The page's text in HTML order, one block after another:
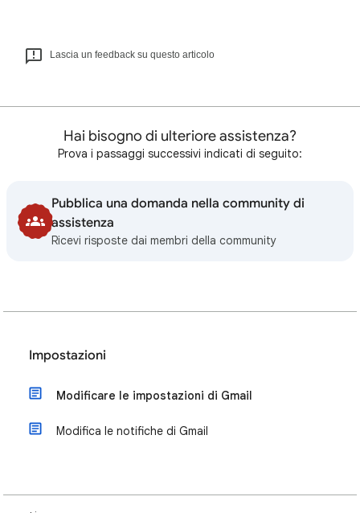
Lascia un feedback su questo articolo
Hai bisogno di ulteriore assistenza?
Prova i passaggi successivi indicati di seguito:
Pubblica una domanda nella community di
assistenza
Ricevi risposte dai membri della community
Impostazioni
Modificare le impostazioni di Gmail
Modifica le notifiche di Gmail